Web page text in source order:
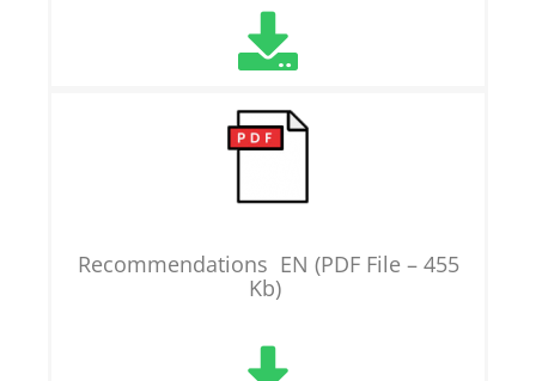
Recommendations EN (PDF File – 455
Kb)